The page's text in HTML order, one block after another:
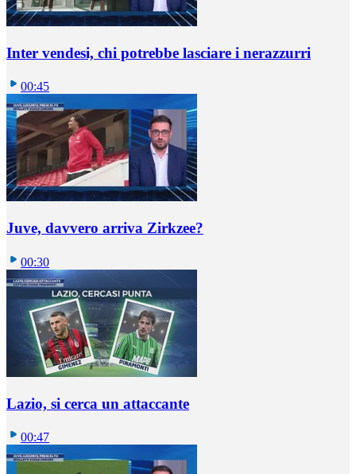
Inter vendesi, chi potrebbe lasciare i nerazzurri
00:45
Juve, davvero arriva Zirkzee?
00:30
Lazio, si cerca un attaccante
00:47